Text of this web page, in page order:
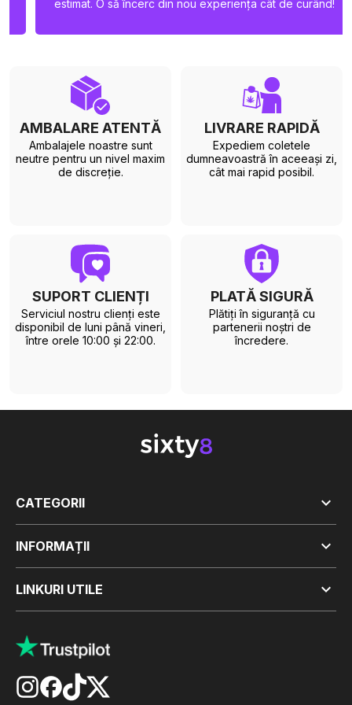
estimat. O să încerc din nou experiența cât de curând!
AMBALARE ATENTĂ
Ambalajele noastre sunt
neutre pentru un nivel maxim
de discreție.
LIVRARE RAPIDĂ
Expediem coletele
dumneavoastră în aceeași zi,
cât mai rapid posibil.
SUPORT CLIENȚI
Serviciul nostru clienți este
disponibil de luni până vineri,
între orele 10:00 și 22:00.
PLATĂ SIGURĂ
Plătiți în siguranță cu
partenerii noștri de
încredere.
CATEGORII 
INFORMAȚII 
LINKURI UTILE 